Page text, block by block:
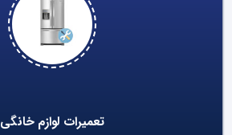
تعمیرات لوازم خانگی